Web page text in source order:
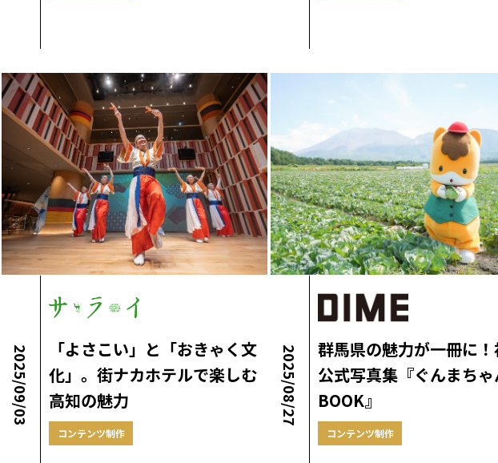
2025/09/03
「よさこい」と「おきゃく文
化」。街ナカホテルで楽しむ
高知の魅力
コンテンツ制作
2025/08/27
群馬県の魅力が一冊に！
公式写真集『ぐんまちゃ
BOOK』
コンテンツ制作